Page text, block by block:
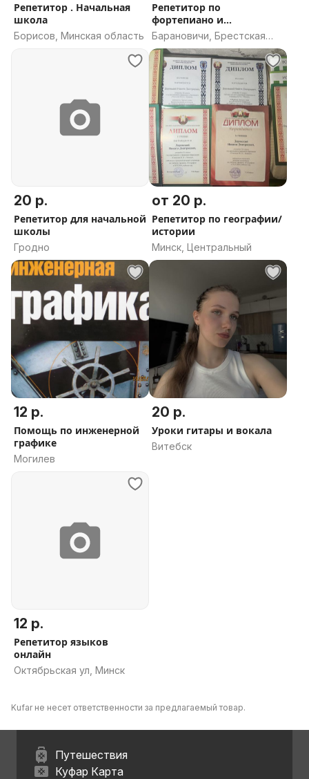
Репетитор . Начальная
школа
Борисов, Минская область
Репетитор по
фортепиано и
сольфеджио
Барановичи, Брестская
область
20 р.
Репетитор для начальной
школы
Гродно
от 20 р.
Репетитор по географии/
истории
Минск, Центральный
12 р.
Помощь по инженерной
графике
Могилев
20 р.
Уроки гитары и вокала
Витебск
12 р.
Репетитор языков
онлайн
Октябрьская ул, Минск
Kufar не несет ответственности за предлагаемый товар.
Путешествия
Куфар Карта